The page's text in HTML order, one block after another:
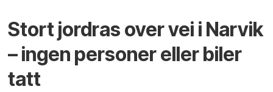
Stort jordras over vei i Narvik
– ingen personer eller biler
tatt